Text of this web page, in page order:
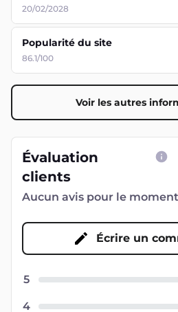
20/02/2028
Popularité du site
86.1/100
Voir les autres
Évaluation
clients
Aucun avis pour le moment
Écrire un
5
4